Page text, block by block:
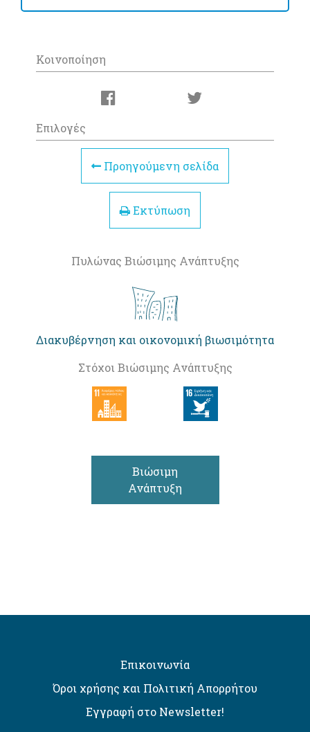
Κοινοποίηση
Επιλογές
Προηγούμενη σελίδα
Εκτύπωση
Πυλώνας Βιώσιμης Ανάπτυξης
Διακυβέρνηση και οικονομική βιωσιμότητα
Στόχοι Βιώσιμης Ανάπτυξης
Βιώσιμη
Ανάπτυξη
Επικοινωνία
Όροι χρήσης και Πολιτική Απορρήτου
Εγγραφή στο Newsletter!